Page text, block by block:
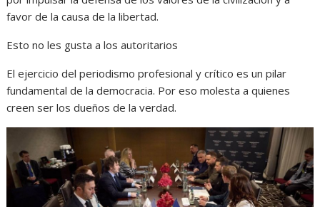
favor de la causa de la libertad.
Esto no les gusta a los autoritarios
El ejercicio del periodismo profesional y crítico es un pilar
fundamental de la democracia. Por eso molesta a quienes
creen ser los dueños de la verdad.